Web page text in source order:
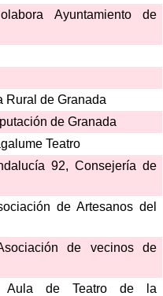
Ayuntamiento de
Rural de Granada
de Granada
Teatro
92, Consejería de
de Artesanos del
de vecinos de
Aula de Teatro de la